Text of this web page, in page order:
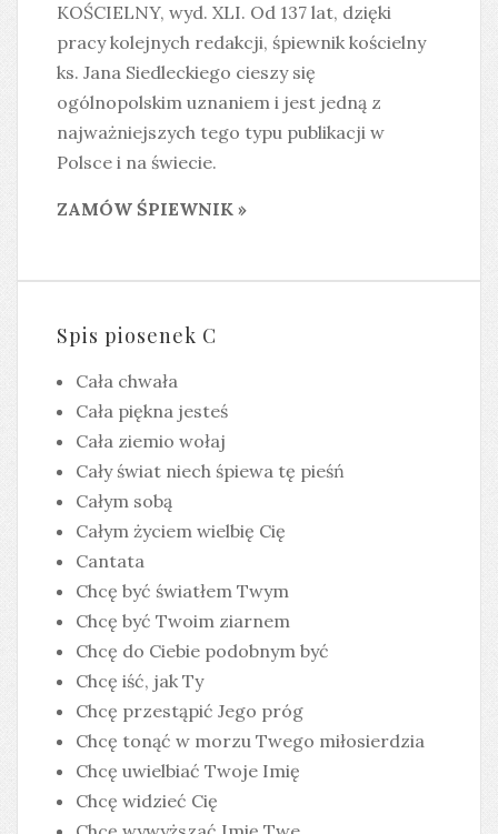
KOŚCIELNY, wyd. XLI. Od 137 lat, dzięki
pracy kolejnych redakcji, śpiewnik kościelny
ks. Jana Siedleckiego cieszy się
ogólnopolskim uznaniem i jest jedną z
najważniejszych tego typu publikacji w
Polsce i na świecie.
ZAMÓW ŚPIEWNIK »
Spis piosenek C
Cała chwała
Cała piękna jesteś
Cała ziemio wołaj
Cały świat niech śpiewa tę pieśń
Całym sobą
Całym życiem wielbię Cię
Cantata
Chcę być światłem Twym
Chcę być Twoim ziarnem
Chcę do Ciebie podobnym być
Chcę iść, jak Ty
Chcę przestąpić Jego próg
Chcę tonąć w morzu Twego miłosierdzia
Chcę uwielbiać Twoje Imię
Chcę widzieć Cię